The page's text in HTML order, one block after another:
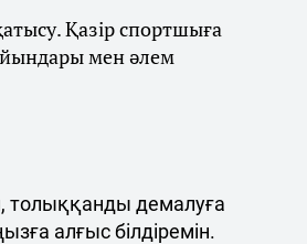
Қазір спортшыға
мен әлем
толыққанды демалуға
алғыс білдіремін.